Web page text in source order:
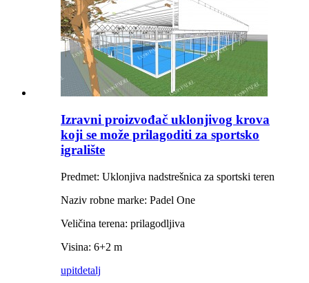
Izravni proizvođač uklonjivog krova
koji se može prilagoditi za sportsko
igralište
Predmet: Uklonjiva nadstrešnica za sportski teren
Naziv robne marke: Padel One
Veličina terena: prilagodljiva
Visina: 6+2 m
upitdetalj